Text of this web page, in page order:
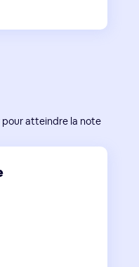
atteindre la note